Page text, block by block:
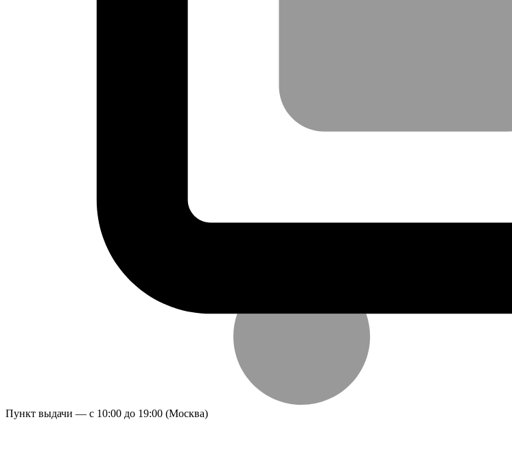
Пункт выдачи — с 10:00 до 19:00 (Москва)